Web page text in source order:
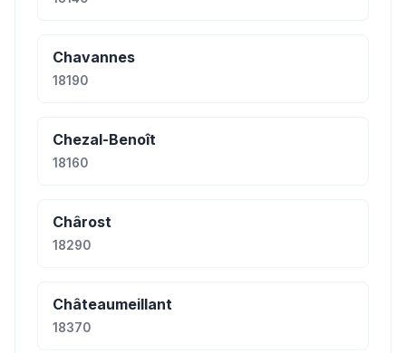
Chavannes
18190
Chezal-Benoît
18160
Chârost
18290
Châteaumeillant
18370